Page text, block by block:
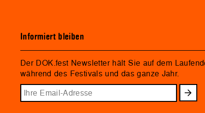
Informiert bleiben
Der DOK.fest Newsletter hält Sie auf dem
während des Festivals und das ganze Jahr.